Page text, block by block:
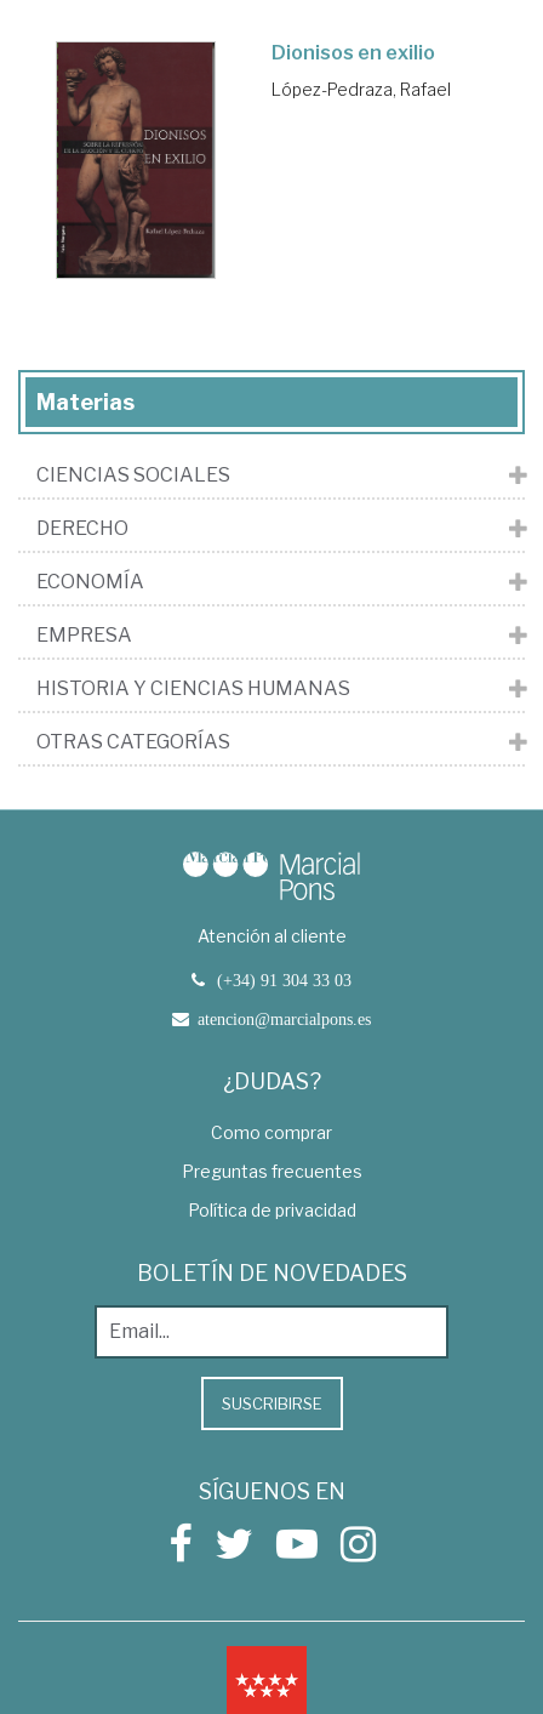
Dionisos en exilio
López-Pedraza, Rafael
Materias
CIENCIAS SOCIALES
DERECHO
ECONOMÍA
EMPRESA
HISTORIA Y CIENCIAS HUMANAS
OTRAS CATEGORÍAS
Atención al cliente
(+34) 91 304 33 03
atencion@marcialpons.es
¿DUDAS?
Como comprar
Preguntas frecuentes
Política de privacidad
BOLETÍN DE NOVEDADES
SUSCRIBIRSE
SÍGUENOS EN